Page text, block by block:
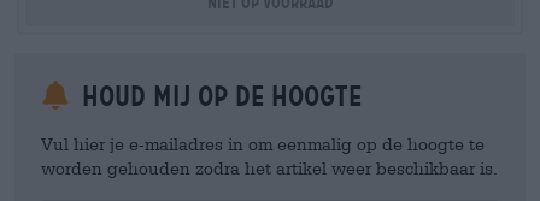
Houd mij op de hoogte
Vul hier je e-mailadres in om eenmalig op de hoogte te
worden gehouden zodra het artikel weer beschikbaar is.